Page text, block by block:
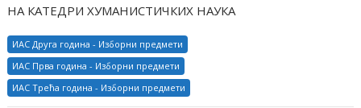
НА КАТЕДРИ ХУМАНИСТИЧКИХ НАУКА
ИАС Друга година - Изборни предмети
ИАС Прва година - Изборни предмети
ИАС Трећа година - Изборни предмети